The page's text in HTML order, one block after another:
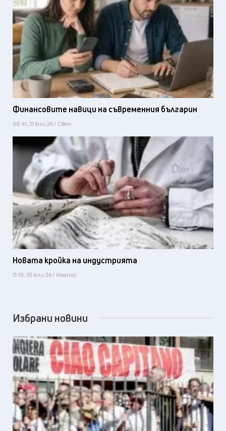
Финансовите навици на съвременния българин
08:41, 31 юли 26 / Свят
Новата кройка на индустрията
11:10, 30 юли 26 / Idealisti
Избрани новини